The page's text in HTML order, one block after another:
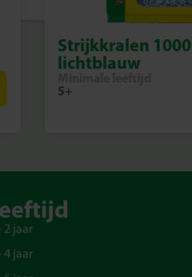
Strijkkralen 1000
lichtblauw
5+
2 jaar
4 jaar